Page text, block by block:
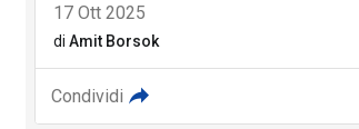
17 Ott 2025
di Amit Borsok
Condividi